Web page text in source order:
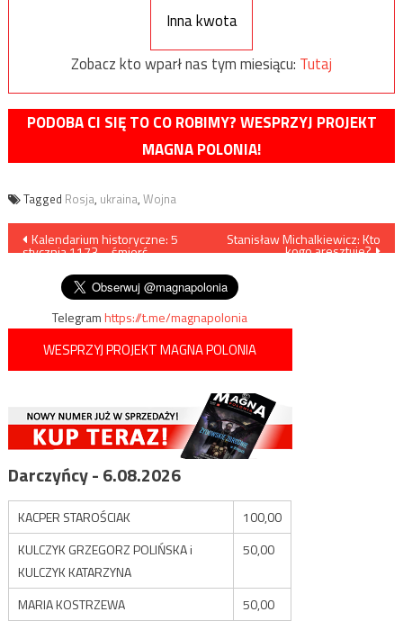
Inna kwota
Zobacz kto wparł nas tym miesiącu: Tutaj
PODOBA CI SIĘ TO CO ROBIMY? WESPRZYJ PROJEKT
MAGNA POLONIA!
Tagged Rosja, ukraina, Wojna
Nawigacja
wpisu
Kalendarium historyczne: 5
stycznia 1173 – śmierć
Stanisław Michalkiewicz: Kto
kogo aresztuje?
Telegramhttps://t.me/magnapolonia
WESPRZYJ PROJEKT MAGNA POLONIA
Darczyńcy - 6.08.2026
KACPER STAROŚCIAK
100,00
KULCZYK GRZEGORZ POLIŃSKA i
KULCZYK KATARZYNA
50,00
MARIA KOSTRZEWA 50,00